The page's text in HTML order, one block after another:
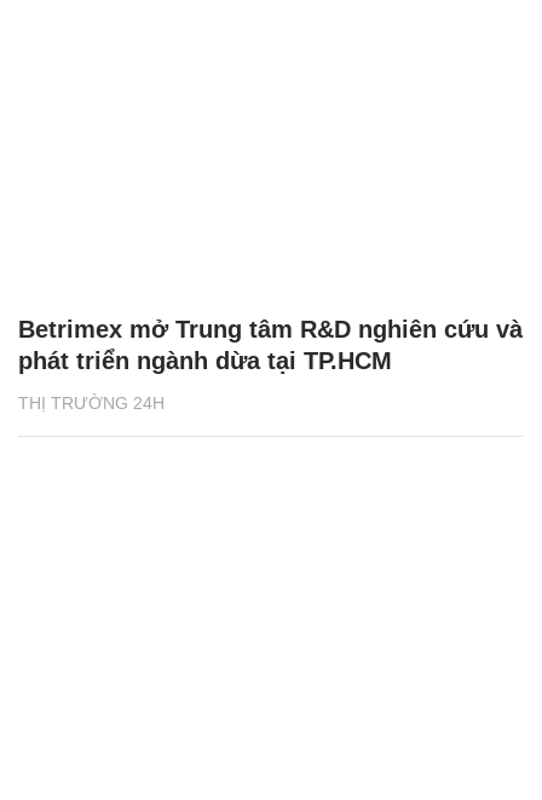
THỊ TRƯỜNG 24H
Betrimex mở Trung tâm R&D nghiên cứu và
phát triển ngành dừa tại TP.HCM